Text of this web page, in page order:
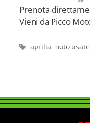
Prenota
Vieni da Picco
aprilia moto usate